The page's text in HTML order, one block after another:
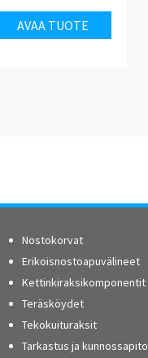
AVAA TUOTE
Nostokorvat
Erikoisnostoapuvälineet
Kettinkiraksikomponentit
Teräsköydet
Tekokuituraksit
Tarkastus ja kunnossapito